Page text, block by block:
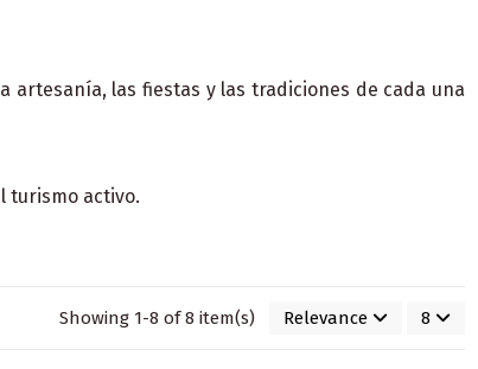
artesanía, las fiestas y las tradiciones de cada una
turismo activo.
Showing 1-8 of 8 item(s) Relevance 8